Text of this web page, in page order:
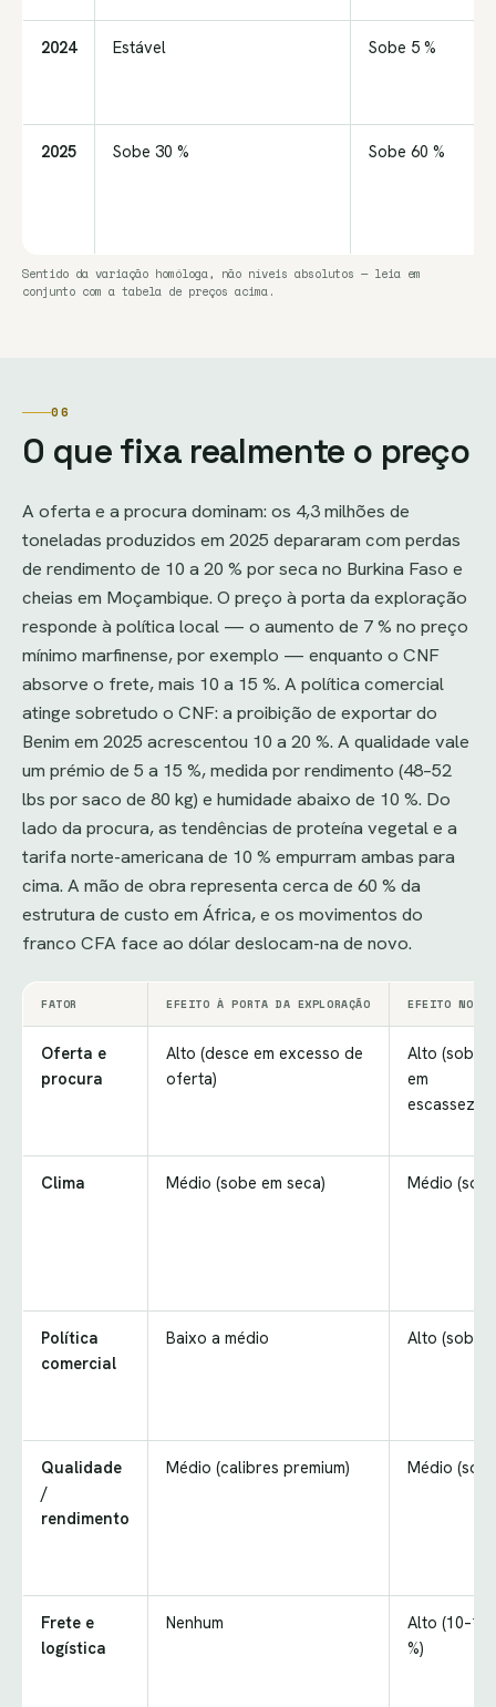
2024 Estável Sobe 5 %
2025 Sobe 30 % Sobe 60 %
Sentido da variação homóloga, não níveis absolutos — leia em
conjunto com a tabela de preços acima.
06
O que fixa realmente o preço
A oferta e a procura dominam: os 4,3 milhões de
toneladas produzidos em 2025 depararam com perdas
de rendimento de 10 a 20 % por seca no Burkina Faso e
cheias em Moçambique. O preço à porta da exploração
responde à política local — o aumento de 7 % no preço
mínimo marfinense, por exemplo — enquanto o CNF
absorve o frete, mais 10 a 15 %. A política comercial
atinge sobretudo o CNF: a proibição de exportar do
Benim em 2025 acrescentou 10 a 20 %. A qualidade vale
um prémio de 5 a 15 %, medida por rendimento (48–52
lbs por saco de 80 kg) e humidade abaixo de 10 %. Do
lado da procura, as tendências de proteína vegetal e a
tarifa norte-americana de 10 % empurram ambas para
cima. A mão de obra representa cerca de 60 % da
estrutura de custo em África, e os movimentos do
franco CFA face ao dólar deslocam-na de novo.
FATOR EFEITO À PORTA DA EXPLORAÇÃO EFEITO NO
Oferta e
procura
Alto (desce em excesso de
oferta)
Alto (sobe
em
escassez)
Clima Médio (sobe em seca) Médio
Política
comercial
Baixo a médio Alto (sobe)
Qualidade
/
rendimento
Médio (calibres premium) Médio
Frete e
logística
Nenhum
Alto (10–15
%)